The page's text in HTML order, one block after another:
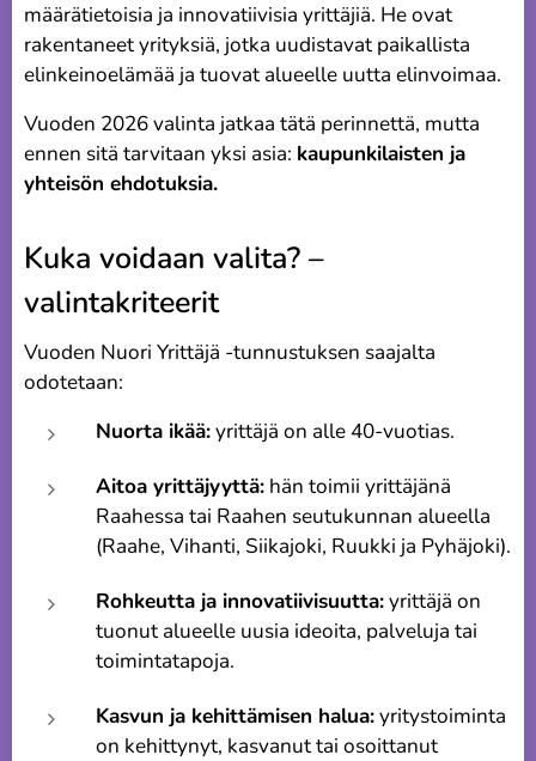
määrätietoisia ja innovatiivisia yrittäjiä. He ovat
rakentaneet yrityksiä, jotka uudistavat paikallista
elinkeinoelämää ja tuovat alueelle uutta elinvoimaa.
Vuoden 2026 valinta jatkaa tätä perinnettä, mutta
ennen sitä tarvitaan yksi asia: kaupunkilaisten ja
yhteisön ehdotuksia.
Kuka voidaan valita? –
valintakriteerit
Vuoden Nuori Yrittäjä -tunnustuksen saajalta
odotetaan:
Nuorta ikää:yrittäjä on alle 40-vuotias.
Aitoa yrittäjyyttä: hän toimii yrittäjänä
Raahessa tai Raahen seutukunnan alueella
(Raahe, Vihanti, Siikajoki, Ruukki ja Pyhäjoki).
Rohkeutta ja innovatiivisuutta:yrittäjä on
tuonut alueelle uusia ideoita, palveluja tai
toimintatapoja.
Kasvun ja kehittämisen halua:yritystoiminta
on kehittynyt, kasvanut tai osoittanut